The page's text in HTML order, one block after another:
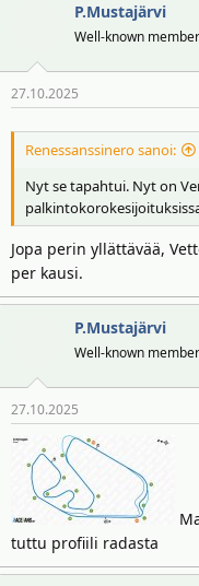
P.Mustajärvi
Well-known member
27.10.2025
Renessanssinero sanoi:
Nyt se tapahtui. Nyt on
Jopa perin yllättävää,
per kausi.
P.Mustajärvi
Well-known member
27.10.2025
tuttu profiili radasta